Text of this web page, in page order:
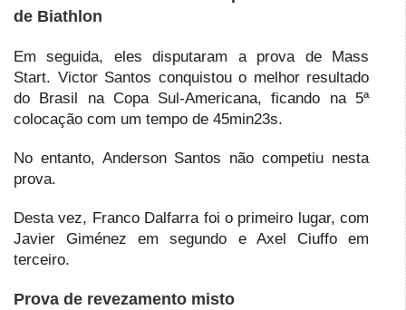
de Biathlon
Em seguida, eles disputaram a prova de Mass
Start. Victor Santos conquistou o melhor resultado
do Brasil na Copa Sul-Americana, ficando na 5ª
colocação com um tempo de 45min23s.
No entanto, Anderson Santos não competiu nesta
prova.
Desta vez, Franco Dalfarra foi o primeiro lugar, com
Javier Giménez em segundo e Axel Ciuffo em
terceiro.
Prova de revezamento misto